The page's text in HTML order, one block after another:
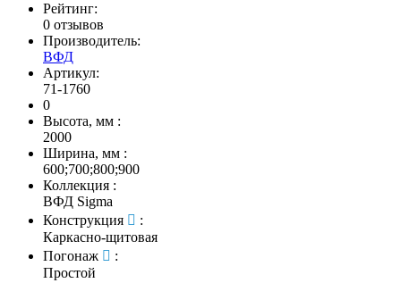
Рейтинг:
0 отзывов
Производитель:
ВФД
Артикул:
71-1760
0
Высота, мм :
2000
Ширина, мм :
600;700;800;900
Коллекция :
ВФД Sigma
Конструкция
:
Каркасно-щитовая
Погонаж
:
Простой